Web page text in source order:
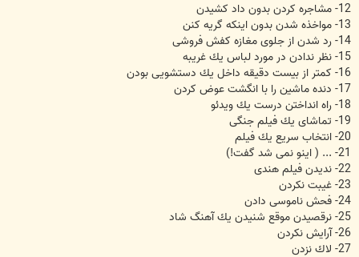
12- مشاجره كردن بدون داد كشیدن
13- مواخذه شدن بدون اینكه گریه كنن
14- رد شدن از جلوی مغازه كفش فروشی
15- نظر ندادن در مورد لباس یك غریبه
16- كمتر از بیست دقیقه داخل یك دستشویی بودن
17- دنده ماشین را با انگشت عوض كردن
18- راه انداختن درست یك ویدئو
19- تماشای یك فیلم جنگی
20- انتخاب سریع یك فیلم
21- ... ( اینو نمی شد گفت!)
22- ندیدن فیلم هندی
23- غیبت نكردن
24- فحش ناموسی دادن
25- نرقصیدن موقع شنیدن یك آهنگ شاد
26- آرایش نكردن
27- لاك نزدن